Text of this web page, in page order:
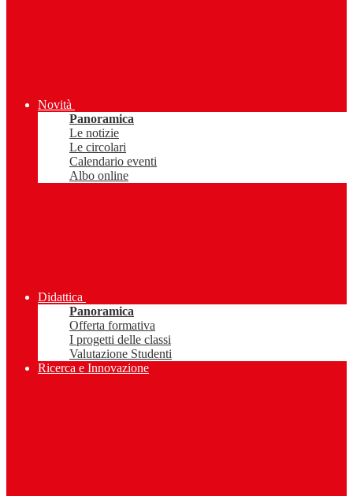
Novità
Panoramica
Le notizie
Le circolari
Calendario eventi
Albo online
Didattica
Panoramica
Offerta formativa
I progetti delle classi
Valutazione Studenti
Ricerca e Innovazione